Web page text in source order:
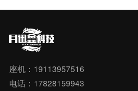
座机：19113957516
电话：17828159943